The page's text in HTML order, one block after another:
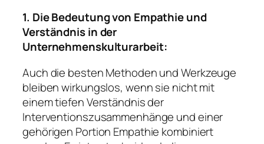
1. Die Bedeutung von Empathie und
Verständnis in der
Unternehmenskulturarbeit:
Auch die besten Methoden und Werkzeuge
bleiben wirkungslos, wenn sie nicht mit
einem tiefen Verständnis der
Interventionszusammenhänge und einer
gehörigen Portion Empathie kombiniert